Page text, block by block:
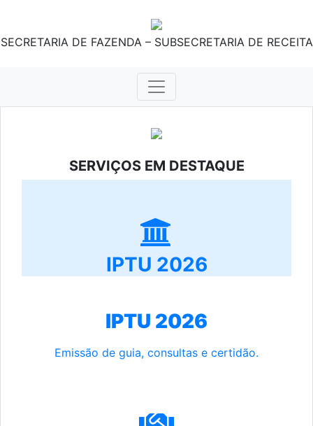
SECRETARIA DE FAZENDA – SUBSECRETARIA DE RECEITA
SERVIÇOS EM DESTAQUE
IPTU 2026
IPTU 2026
Emissão de guia, consultas e certidão.